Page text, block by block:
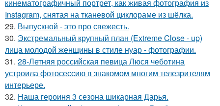
кинематографичный портрет, как живая фотография из
Instagram, снятая на тканевой циклораме из шёлка.
29. Выпускной - это про свежесть.
30. Экстремальный крупный план (Extreme Close - up)
лица молодой женщины в стиле нуар - фотографии.
31. 28-Летняя российская певица Люся чеботина
устроила фотосессию в знакомом многим телезрителям
интерьере.
32. Наша героиня 3 сезона шикарная Дарья.